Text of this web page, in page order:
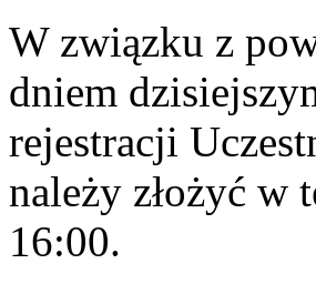
W związku z
dniem
rejestracji
należy złożyć w
16:00.